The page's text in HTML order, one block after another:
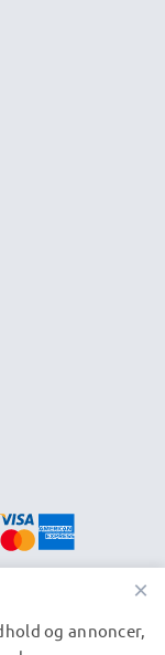
36 måneders
×
og annoncer,